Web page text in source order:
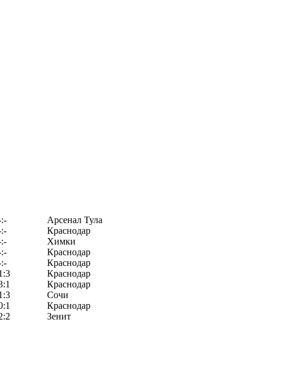
Арсенал Тула
Краснодар
Химки
Краснодар
Краснодар
Краснодар
Краснодар
Сочи
Краснодар
Зенит